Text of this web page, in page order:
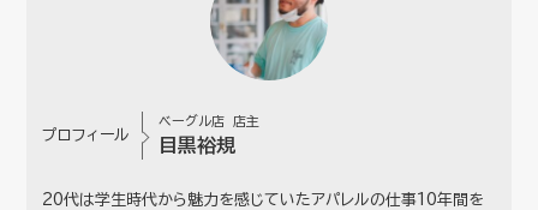
プロフィール
ベーグル店 店主
目黒裕規
20代は学生時代から魅力を感じていたアパレルの仕事10年間を